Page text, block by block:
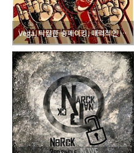
Vega, 탁월한 송메이킹, 매력적인 보컬, 그리고 풍성한 코러스라인